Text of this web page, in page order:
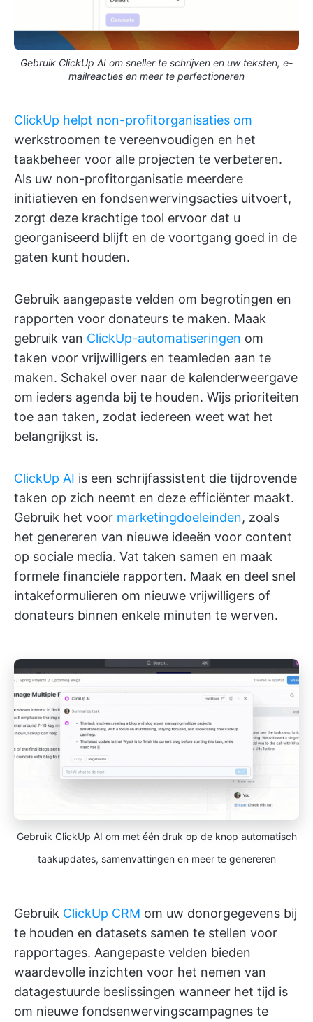
Gebruik ClickUp AI om sneller te schrijven en uw teksten, e-
mailreacties en meer te perfectioneren
ClickUp helpt non-profitorganisaties om
werkstroomen te vereenvoudigen en het
taakbeheer voor alle projecten te verbeteren.
Als uw non-profitorganisatie meerdere
initiatieven en fondsenwervingsacties uitvoert,
zorgt deze krachtige tool ervoor dat u
georganiseerd blijft en de voortgang goed in de
gaten kunt houden.
Gebruik aangepaste velden om begrotingen en
rapporten voor donateurs te maken. Maak
gebruik van ClickUp-automatiseringen om
taken voor vrijwilligers en teamleden aan te
maken. Schakel over naar de kalenderweergave
om ieders agenda bij te houden. Wijs prioriteiten
toe aan taken, zodat iedereen weet wat het
belangrijkst is.
ClickUp AI is een schrijfassistent die tijdrovende
taken op zich neemt en deze efficiënter maakt.
Gebruik het voor marketingdoeleinden, zoals
het genereren van nieuwe ideeën voor content
op sociale media. Vat taken samen en maak
formele financiële rapporten. Maak en deel snel
intakeformulieren om nieuwe vrijwilligers of
donateurs binnen enkele minuten te werven.
Gebruik ClickUp AI om met één druk op de knop automatisch
taakupdates, samenvattingen en meer te genereren
Gebruik ClickUp CRM om uw donorgegevens bij
te houden en datasets samen te stellen voor
rapportages. Aangepaste velden bieden
waardevolle inzichten voor het nemen van
datagestuurde beslissingen wanneer het tijd is
om nieuwe fondsenwervingscampagnes te